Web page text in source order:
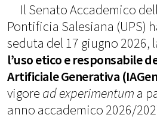
Il Senato Accademico
Pontificia Salesiana (UPS)
seduta del 17 giugno 2026,
l’uso etico e responsabile
Artificiale Generativa
vigoread experimentuma
anno accademico 2026/